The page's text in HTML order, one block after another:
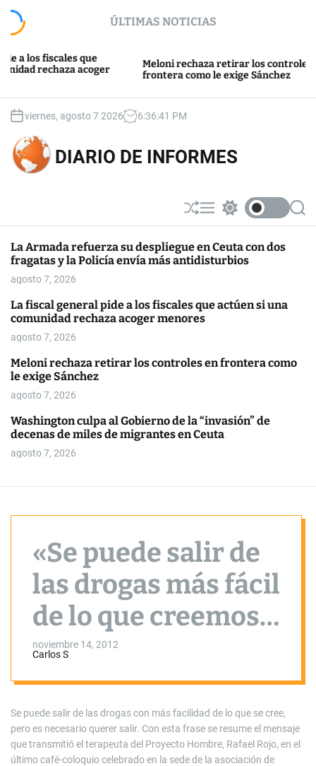
c
ÚLTIMAS NOTICIAS
fiscales que
acoger
Meloni rechaza retirar los controles en
frontera como le exige Sánchez
viernes, agosto 7 2026 6:36:42 PM
DIARIO DE INFORMES
S
h
ff
l
M
e
u
w
t
c
l
d
S
e
La Armada refuerza su despliegue en Ceuta con dos
fragatas y la Policía envía más antidisturbios
agosto 7, 2026
La fiscal general pide a los fiscales que actúen si una
comunidad rechaza acoger menores
agosto 7, 2026
Meloni rechaza retirar los controles en frontera como
le exige Sánchez
agosto 7, 2026
Washington culpa al Gobierno de la “invasión” de
decenas de miles de migrantes en Ceuta
agosto 7, 2026
«Se puede salir de
las drogas más fácil
de lo que creemos»,
según el terapeuta
del Proyecto
Hombre, Rafael
Rojo
noviembre 14, 2012
Carlos S
Se puede salir de las drogas con más facilidad de lo que se cree,
pero es necesario querer salir. Con esta frase se resume el mensaje
que transmitió el terapeuta del Proyecto Hombre, Rafael Rojo, en el
último café-coloquio celebrado en la sede de la asociación de